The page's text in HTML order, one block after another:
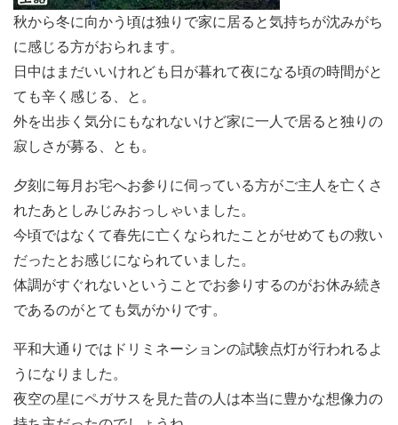
秋から冬に向かう頃は独りで家に居ると気持ちが沈みがち
に感じる方がおられます。
日中はまだいいけれども日が暮れて夜になる頃の時間がと
ても辛く感じる、と。
外を出歩く気分にもなれないけど家に一人で居ると独りの
寂しさが募る、とも。
夕刻に毎月お宅へお参りに伺っている方がご主人を亡くさ
れたあとしみじみおっしゃいました。
今頃ではなくて春先に亡くなられたことがせめてもの救い
だったとお感じになられていました。
体調がすぐれないということでお参りするのがお休み続き
であるのがとても気がかりです。
平和大通りではドリミネーションの試験点灯が行われるよ
うになりました。
夜空の星にペガサスを見た昔の人は本当に豊かな想像力の